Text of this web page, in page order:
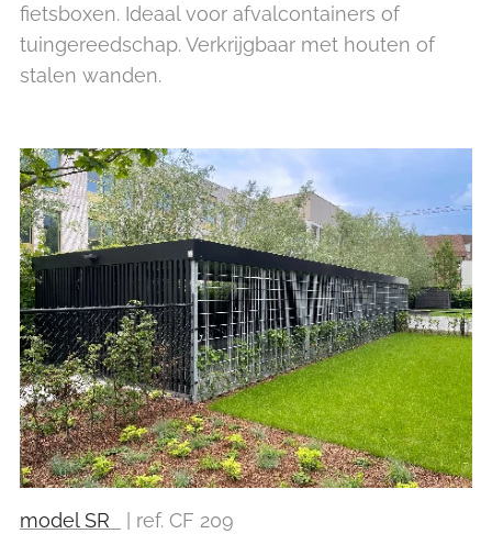
fietsboxen. Ideaal voor afvalcontainers of
tuingereedschap. Verkrijgbaar met houten of
stalen wanden.
model SR | ref. CF 209